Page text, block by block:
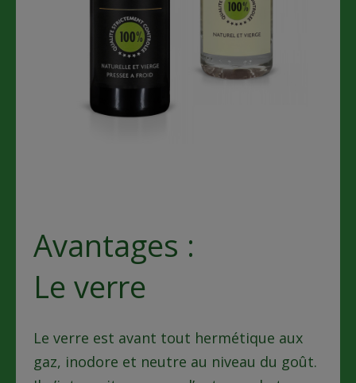
Avantages :
Le verre
Le verre est avant tout hermétique aux
gaz, inodore et neutre au niveau du goût.